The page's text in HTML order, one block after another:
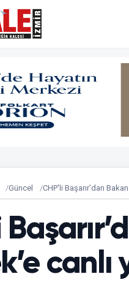
Güncel CHP'li Başarır’dan Bakan
canlı